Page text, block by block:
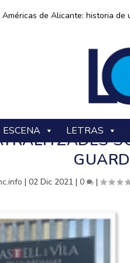
de Alicante: historia de
ESCENA LETRAS
|02 Dic 2021 |0 |